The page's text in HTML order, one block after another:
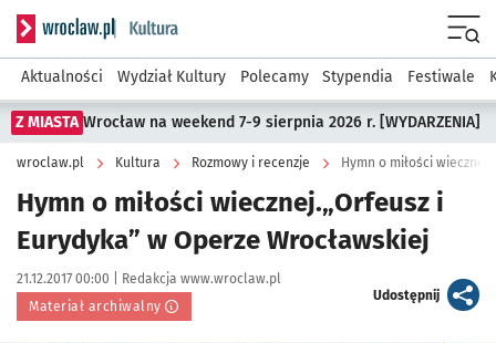
Serwis informacyjny wroclaw.pl podserwis: Kultura
Aktualności Wydział Kultury Polecamy Stypendia Festiwale
Z MIASTA Wrocław na weekend 7-9 sierpnia 2026 r. [WYDARZENIA]
wroclaw.pl Kultura Rozmowy i recenzje Hymn o miłości
Hymn o miłości wiecznej.„Orfeusz i
Eurydyka” w Operze Wrocławskiej
Data publikacji:
21.12.2017 00:00 | Autor:
Redakcja www.wroclaw.pl
Materiał archiwalny
Udostępnijartykuł